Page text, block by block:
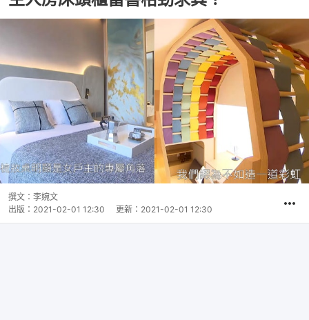
撰文： 李婉文
出版： 2021-02-01 12:30 更新： 2021-02-01 12:30